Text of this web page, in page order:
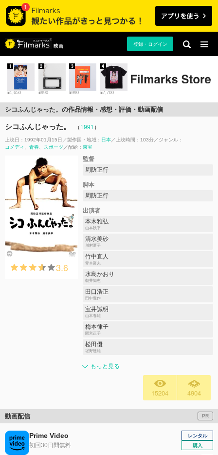
映画 登録・ログイン
¥1,650
1
¥990
2
¥990
3
¥7,700
4
シコふんじゃった。の作品情報・感想・評価・動画配信
シコふんじゃった。 （ 1991 ）
上映日：1992年01月15日 製作国・地域： 日本 上映時間：103分
ジャンル：
コメディ
青春 スポーツ 配給： 東宝
3.6
監督
周防正行
脚本
周防正行
出演者
本木雅弘
山本秋平
清水美砂
川村夏子
竹中直人
青木富夫
水島かおり
朝井知恵
田口浩正
田中豊作
宝井誠明
山本春雄
梅本律子
間宮正子
松田優
堀野達雄
もっと見る
15204 4904
動画配信 PR
Prime Video
初回30日間無料
レンタル
購入